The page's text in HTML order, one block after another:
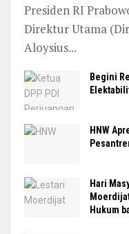
Presiden RI
Direktur Utama
Aloysius...
Begini
HNW
Hari
Hukum